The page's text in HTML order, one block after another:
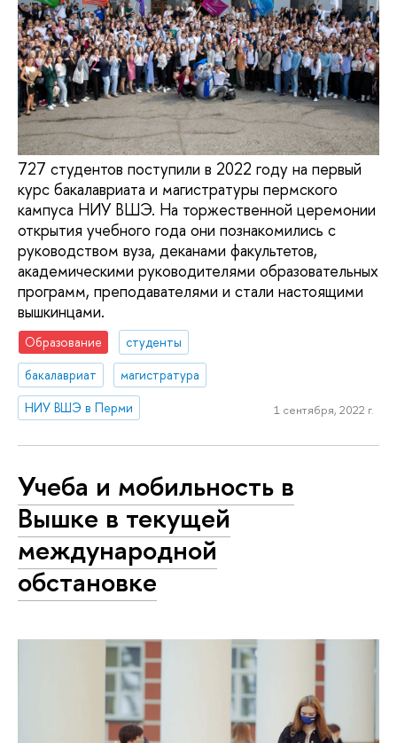
727 студентов поступили в 2022 году на первый
курс бакалавриата и магистратуры пермского
кампуса НИУ ВШЭ. На торжественной церемонии
открытия учебного года они познакомились с
руководством вуза, деканами факультетов,
академическими руководителями образовательных
программ, преподавателями и стали настоящими
вышкинцами.
Образование
студенты
бакалавриат
магистратура
НИУ ВШЭ в Перми
1 сентября, 2022 г.
Учеба и мобильность в
Вышке в текущей
международной
обстановке